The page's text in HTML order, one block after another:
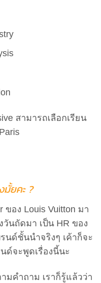
สามารถเลือกเรียน
ยคะ ?
ของ Louis Vuitton มา
วันถัดมา เป็น HR ของ
นด์ชั้นนำจริงๆ เค้าก็จะ
ด์จะพูดเรื่องนี้นะ
มคำถาม เราก็รู้แล้วว่า